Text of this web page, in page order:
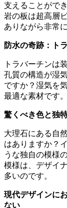
支えることがで
岩の板は超高層
ありながら非常
防水の奇跡：ト
トラバーチンは
孔質の構造が湿
ですか？湿気を
最適な素材です。
驚くべき色と独
大理石にある自
はありますか？
うな独自の模様
模様は、デザイ
多いのです。
現代デザインに
ない